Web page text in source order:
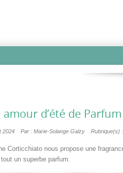
d’été de
2024 Par : Marie-Solange Galzy Rubrique(s) :
Corticchiato nous propose une
un superbe parfum.